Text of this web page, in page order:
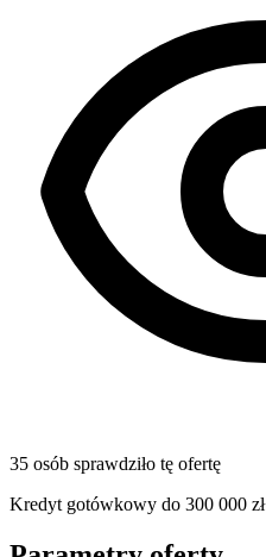
35 osób sprawdziło tę ofertę
Kredyt gotówkowy do 300 000 zł